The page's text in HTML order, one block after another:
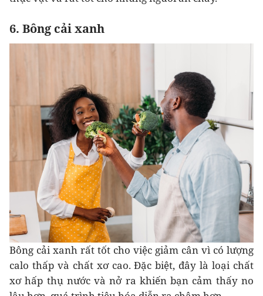
6. Bông cải xanh
Bông cải xanh rất tốt cho việc giảm cân vì có lượng
calo thấp và chất xơ cao. Đặc biệt, đây là loại chất
xơ hấp thụ nước và nở ra khiến bạn cảm thấy no